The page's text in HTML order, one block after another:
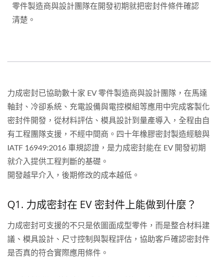
零件製造商與設計團隊在開發初期就把密封件條件確認
清楚。
力成密封已協助數十家 EV 零件製造商與設計團隊，在馬達
軸封、冷卻系統、充電設備與電控模組等應用中完成客製化
密封件開發，從材料評估、模具設計到量產導入，全程由自
有工程團隊支援，不經中間商。四十年橡膠密封製造經驗與
IATF 16949:2016 車規認證，是力成密封能在 EV 開發初期
就介入提供工程判斷的基礎。
開發越早介入，後期修改的成本越低。
Q1. 力成密封在 EV 密封件上能做到什麼？
力成密封可支援的不只是依圖面成型零件，而是整合材料建
議、模具設計、尺寸控制與製程評估，協助客戶確認密封件
是否真的符合實際應用條件。